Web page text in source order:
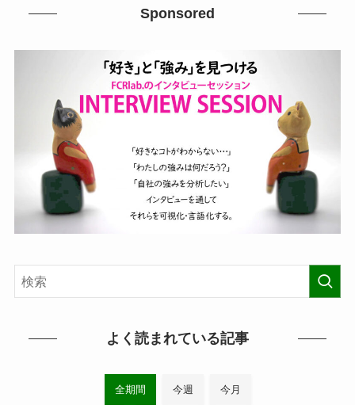
Sponsored
よく読まれている記事
全期間 今週 今月